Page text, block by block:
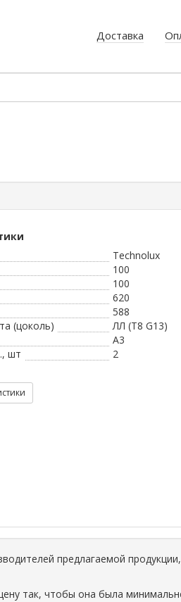
Доставка
Technolux
100
100
620
588
(цоколь)
ЛЛ (T8 G13)
A3
шт
2
предлагаемой
так, чтобы она была